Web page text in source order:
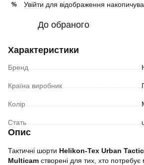
% Увійти для відображення
До обраного
Характеристики
Бренд
Країна виробник
Колір
Стать
Опис
Тактичні шорти Helikon-Tex Urban
Multicam створені для тих, хто